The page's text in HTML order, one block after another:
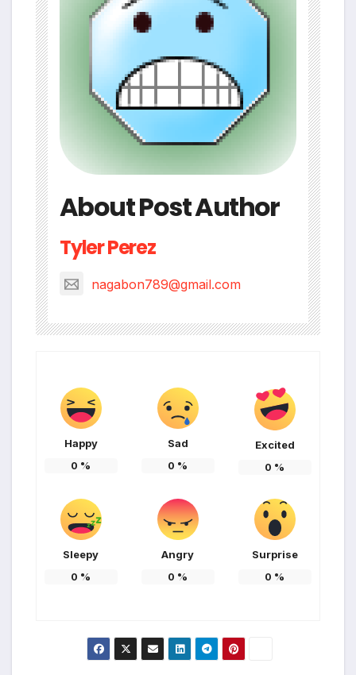
About Post Author
Tyler Perez
nagabon789@gmail.com
Happy
0 %
Sad
0 %
Excited
0 %
Sleepy
0 %
Angry
0 %
Surprise
0 %